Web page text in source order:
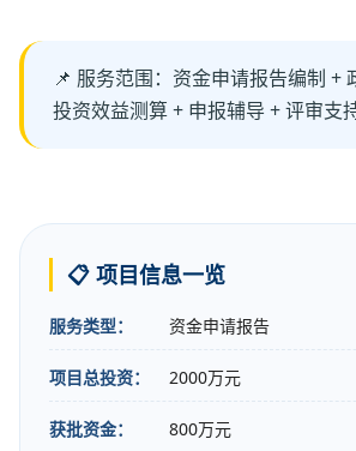
📌 服务范围：资金申请报告编制 +
投资效益测算 + 申报辅导 + 评审支
📋 项目信息一览
服务类型： 资金申请报告
项目总投资： 2000万元
获批资金： 800万元